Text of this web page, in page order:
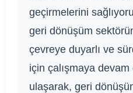
geçirmelerini
geri dönüşüm
çevreye duyarlı ve
için çalışmaya
ulaşarak, geri